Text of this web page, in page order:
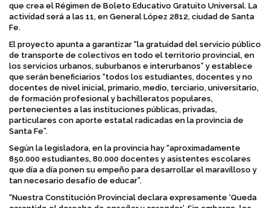
que crea el Régimen de Boleto Educativo Gratuito Universal. La
actividad será a las 11, en General López 2812, ciudad de Santa
Fe.
El proyecto apunta a garantizar “la gratuidad del servicio público
de transporte de colectivos en todo el territorio provincial, en
los servicios urbanos, suburbanos e interurbanos” y establece
que serán beneficiarios “todos los estudiantes, docentes y no
docentes de nivel inicial, primario, medio, terciario, universitario,
de formación profesional y bachilleratos populares,
pertenecientes a las instituciones públicas, privadas,
particulares con aporte estatal radicadas en la provincia de
Santa Fe”.
Según la legisladora, en la provincia hay “aproximadamente
850.000 estudiantes, 80.000 docentes y asistentes escolares
que día a día ponen su empeño para desarrollar el maravilloso y
tan necesario desafío de educar”.
“Nuestra Constitución Provincial declara expresamente ‘Queda